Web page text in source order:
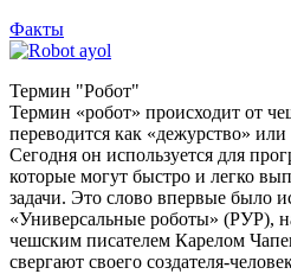
Факты
Термин "Робот"
Термин «робот» происходит от
переводится как «дежурство»
Сегодня он используется для
которые могут быстро и легко
задачи. Это слово впервые было
«Универсальные роботы» (РУР),
чешским писателем Карелом
свергают своего создателя-